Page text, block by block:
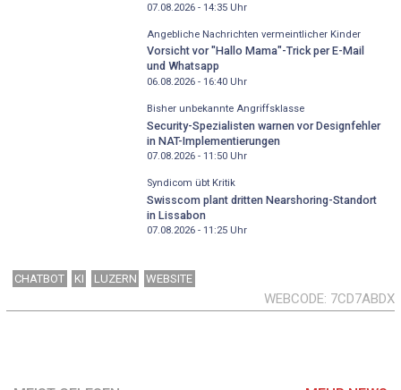
07.08.2026 - 14:35Uhr
Angebliche Nachrichten vermeintlicher Kinder
Vorsicht vor "Hallo Mama"-Trick per E-Mail
und Whatsapp
06.08.2026 - 16:40Uhr
Bisher unbekannte Angriffsklasse
Security-Spezialisten warnen vor Designfehler
in NAT-Implementierungen
07.08.2026 - 11:50Uhr
Syndicom übt Kritik
Swisscom plant dritten Nearshoring-Standort
in Lissabon
07.08.2026 - 11:25Uhr
CHATBOT KI LUZERN WEBSITE
WEBCODE 7CD7ABDX